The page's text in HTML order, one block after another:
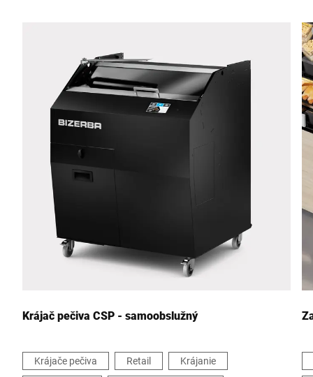
Poštové smerovacie číslo *
Mesto *
Krájač pečiva CSP - samoobslužný
Krájače pečiva Retail
Krájanie